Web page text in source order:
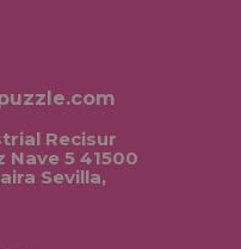
Recisur
Nave 5 41500
Sevilla,